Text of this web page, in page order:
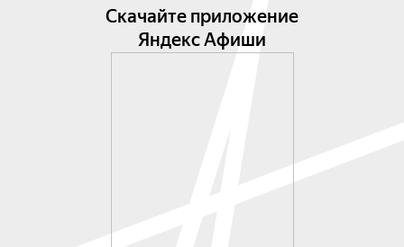
Скачайте приложение
Яндекс Афиши